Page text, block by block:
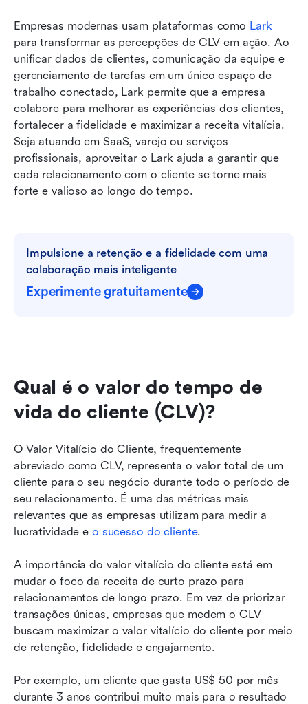
Empresas modernas usam plataformas como Lark
para transformar as percepções de CLV em ação. Ao
unificar dados de clientes, comunicação da equipe e
gerenciamento de tarefas em um único espaço de
trabalho conectado, Lark permite que a empresa
colabore para melhorar as experiências dos clientes,
fortalecer a fidelidade e maximizar a receita vitalícia.
Seja atuando em SaaS, varejo ou serviços
profissionais, aproveitar o Lark ajuda a garantir que
cada relacionamento com o cliente se torne mais
forte e valioso ao longo do tempo.
Impulsione a retenção e a fidelidade com uma
colaboração mais inteligente
Experimente gratuitamente
Qual é o valor do tempo de
vida do cliente (CLV)?
O Valor Vitalício do Cliente, frequentemente
abreviado como CLV, representa o valor total de um
cliente para o seu negócio durante todo o período de
seu relacionamento. É uma das métricas mais
relevantes que as empresas utilizam para medir a
lucratividade e o sucesso do cliente.
A importância do valor vitalício do cliente está em
mudar o foco da receita de curto prazo para
relacionamentos de longo prazo. Em vez de priorizar
transações únicas, empresas que medem o CLV
buscam maximizar o valor vitalício do cliente por meio
de retenção, fidelidade e engajamento.
Por exemplo, um cliente que gasta US$ 50 por mês
durante 3 anos contribui muito mais para o resultado